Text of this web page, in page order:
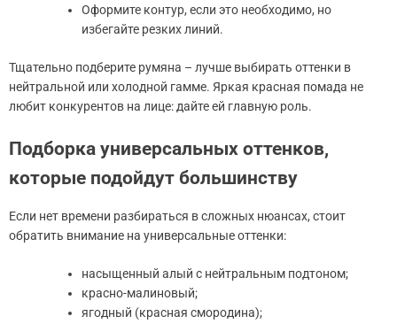
Оформите контур, если это необходимо, но
избегайте резких линий.
Тщательно подберите румяна – лучше выбирать оттенки в
нейтральной или холодной гамме. Яркая красная помада не
любит конкурентов на лице: дайте ей главную роль.
Подборка универсальных оттенков,
которые подойдут большинству
Если нет времени разбираться в сложных нюансах, стоит
обратить внимание на универсальные оттенки:
насыщенный алый с нейтральным подтоном;
красно-малиновый;
ягодный (красная смородина);